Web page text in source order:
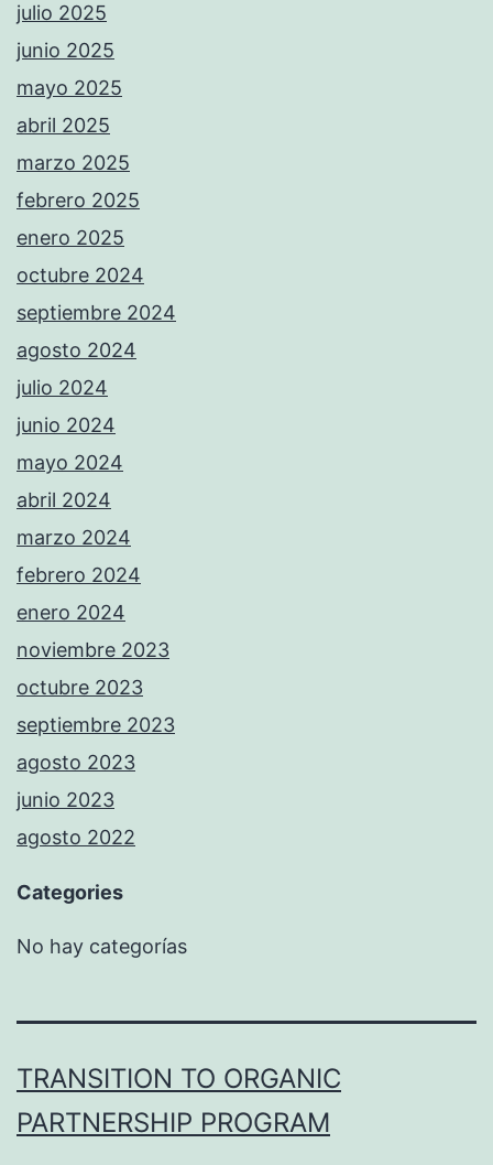
julio 2025
junio 2025
mayo 2025
abril 2025
marzo 2025
febrero 2025
enero 2025
octubre 2024
septiembre 2024
agosto 2024
julio 2024
junio 2024
mayo 2024
abril 2024
marzo 2024
febrero 2024
enero 2024
noviembre 2023
octubre 2023
septiembre 2023
agosto 2023
junio 2023
agosto 2022
Categories
No hay categorías
TRANSITION TO ORGANIC
PARTNERSHIP PROGRAM